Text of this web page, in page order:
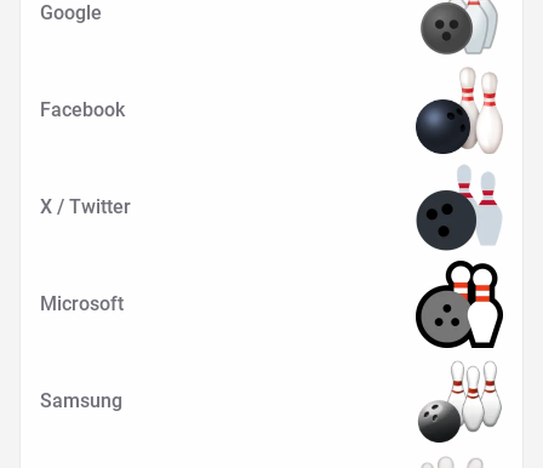
Google
Facebook
X / Twitter
Microsoft
Samsung